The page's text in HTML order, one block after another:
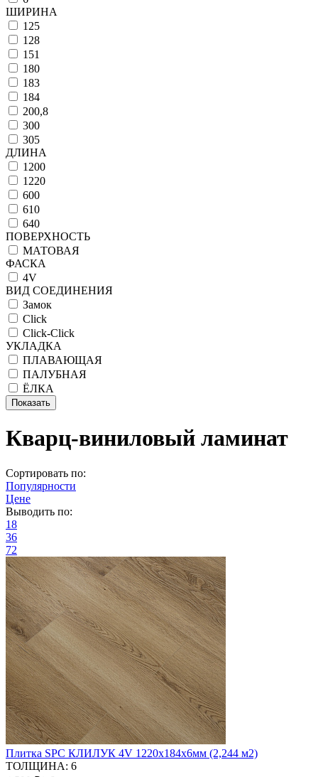
ШИРИНА
125
128
151
180
183
184
200,8
300
305
ДЛИНА
1200
1220
600
610
640
ПОВЕРХНОСТЬ
МАТОВАЯ
ФАСКА
4V
ВИД СОЕДИНЕНИЯ
Замок
Click
Click-Click
УКЛАДКА
ПЛАВАЮЩАЯ
ПАЛУБНАЯ
ЁЛКА
Кварц-виниловый ламинат
Сортировать по:
Популярности
Цене
Выводить по:
18
36
72
Плитка SPC КЛИЛУК 4V 1220х184х6мм (2,244 м2)
ТОЛЩИНА: 6